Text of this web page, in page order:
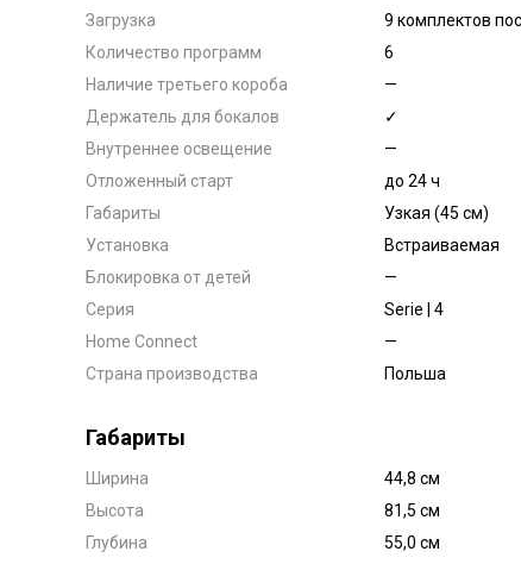
Загрузка
9 комплектов
Количество программ
6
Наличие третьего короба
—
Держатель для бокалов
✓
Внутреннее освещение
—
Отложенный старт
до 24 ч
Габариты
Узкая (45 см)
Установка
Встраиваемая
Блокировка от детей
—
Серия
Serie | 4
Home Connect
—
Страна производства
Польша
Габариты
Ширина
44,8 см
Высота
81,5 см
Глубина
55,0 см